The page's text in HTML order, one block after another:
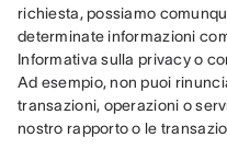
richiesta, possiamo
determinate informazioni
Informativa sulla privacy o
Ad esempio, non puoi
transazioni, operazioni o
nostro rapporto o le